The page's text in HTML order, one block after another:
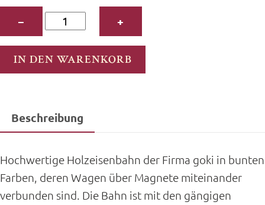
−
Magneteisenbahn
Menge
+
IN DEN WARENKORB
Beschreibung
Hochwertige Holzeisenbahn der Firma goki in bunten
Farben, deren Wagen über Magnete miteinander
verbunden sind. Die Bahn ist mit den gängigen